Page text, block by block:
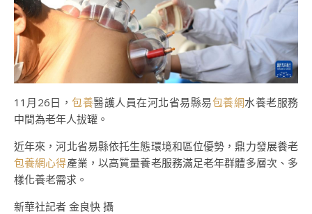
11月26日，包養醫護人員在河北省易縣易包養網水養老服務
中間為老年人拔罐。
近年來，河北省易縣依托生態環境和區位優勢，鼎力發展養老
包養網心得產業，以高質量養老服務滿足老年群體多層次、多
樣化養老需求。
新華社記者 金良快 攝